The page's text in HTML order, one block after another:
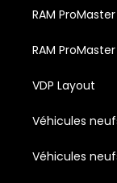
RAM
RAM
VDP Layout
Véhicules
Véhicules